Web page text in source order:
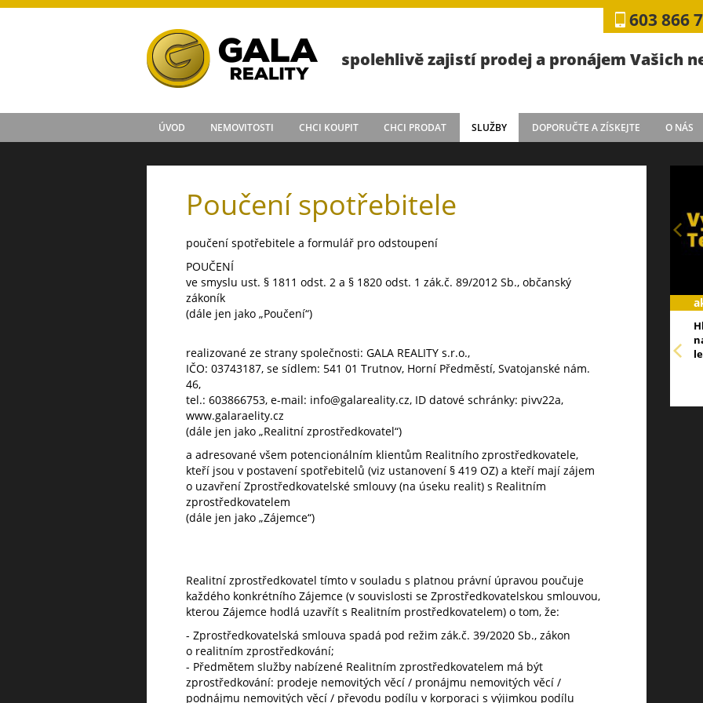
603 866
spolehlivě zajistí prodej a pronájem Vašich
ÚVOD NEMOVITOSTI CHCI KOUPIT CHCI PRODAT SLUŽBY DOPORUČTE A ZÍSKEJTE O NÁS
Poučení spotřebitele
poučení spotřebitele a formulář pro odstoupení
POUČENÍ
ve smyslu ust. § 1811 odst. 2 a § 1820 odst. 1 zák.č. 89/2012 Sb., občanský
zákoník
(dále jen jako „Poučení“)
realizované ze strany společnosti: GALA REALITY s.r.o.,
IČO: 03743187, se sídlem: 541 01 Trutnov, Horní Předměstí, Svatojanské nám.
46,
tel.: 603866753, e-mail: info@galareality.cz, ID datové schránky: pivv22a,
www.galaraelity.cz
(dále jen jako „Realitní zprostředkovatel“)
a adresované všem potencionálním klientům Realitního zprostředkovatele,
kteří jsou v postavení spotřebitelů (viz ustanovení § 419 OZ) a kteří mají zájem
o uzavření Zprostředkovatelské smlouvy (na úseku realit) s Realitním
zprostředkovatelem
(dále jen jako „Zájemce“)
Realitní zprostředkovatel tímto v souladu s platnou právní úpravou poučuje
každého konkrétního Zájemce (v souvislosti se Zprostředkovatelskou smlouvou,
kterou Zájemce hodlá uzavřít s Realitním prostředkovatelem) o tom, že:
- Zprostředkovatelská smlouva spadá pod režim zák.č. 39/2020 Sb., zákon
o realitním zprostředkování;
- Předmětem služby nabízené Realitním zprostředkovatelem má být
zprostředkování: prodeje nemovitých věcí / pronájmu nemovitých věcí /
podnájmu nemovitých věcí / převodu podílu v korporaci s výjimkou podílu